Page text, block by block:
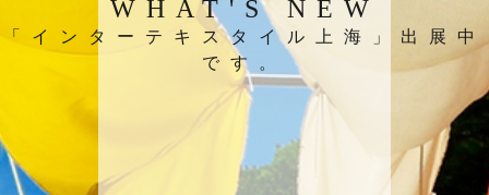
WHAT'S NEW
「インターテキスタイル上海」出展中
です。